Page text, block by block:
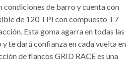
condiciones de barro y cuenta con
de 120 TPI con compuesto T7
Esta goma agarra en todas las
te dará confianza en cada vuelta en
de flancos GRID RACE es una